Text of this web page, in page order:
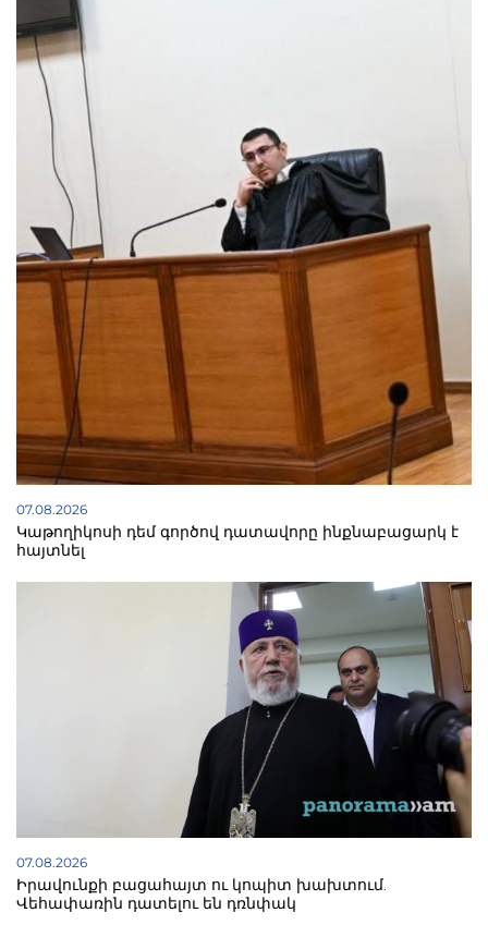
07.08.2026
Կաթողիկոսի դեմ գործով դատավորը ինքնաբացարկ է
հայտնել
07.08.2026
Իրավունքի բացահայտ ու կոպիտ խախտում.
Վեհափառին դատելու են դռնփակ